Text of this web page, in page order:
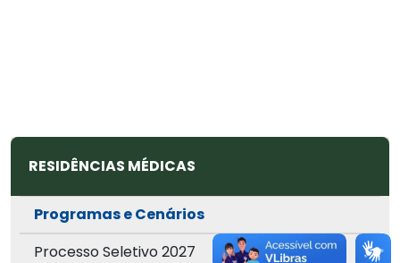
RESIDÊNCIAS MÉDICAS
Programas e Cenários
Processo Seletivo 2027